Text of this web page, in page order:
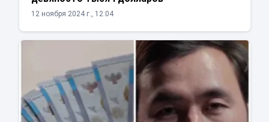
12 ноября 2024 г., 12:04